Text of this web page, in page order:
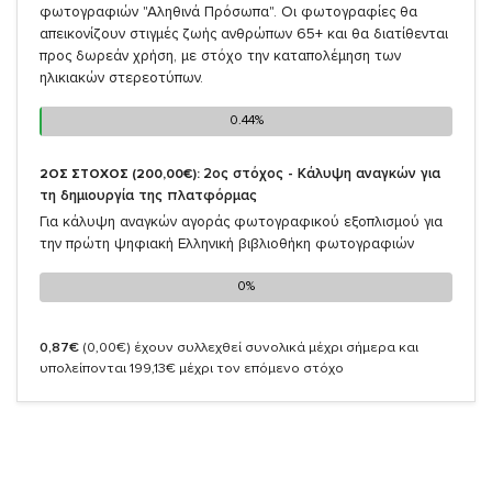
φωτογραφιών "Αληθινά Πρόσωπα". Οι φωτογραφίες θα
απεικονίζουν στιγμές ζωής ανθρώπων 65+ και θα διατίθενται
προς δωρεάν χρήση, με στόχο την καταπολέμηση των
ηλικιακών στερεοτύπων.
0.44%
0.44%
2ΟΣ ΣΤΟΧΟΣ (200,00€): 2ος στόχος - Κάλυψη αναγκών για
τη δημιουργία της πλατφόρμας
Για κάλυψη αναγκών αγοράς φωτογραφικού εξοπλισμού για
την πρώτη ψηφιακή Ελληνική βιβλιοθήκη φωτογραφιών
0%
0%
0,87€ (0,00€) έχουν συλλεχθεί συνολικά μέχρι σήμερα και
υπολείπονται 199,13€ μέχρι τον επόμενο στόχο